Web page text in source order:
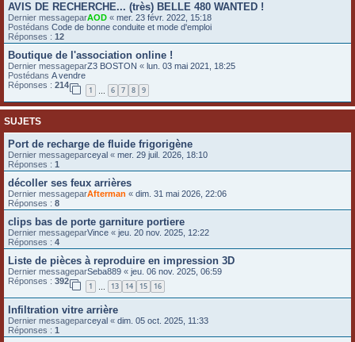
AVIS DE RECHERCHE... (très) BELLE 480 WANTED !
Dernier messageparAOD « mer. 23 févr. 2022, 15:18
Postédans Code de bonne conduite et mode d'emploi
Réponses : 12
Boutique de l'association online !
Dernier messageparZ3 BOSTON « lun. 03 mai 2021, 18:25
Postédans A vendre
Réponses : 214
1 … 6 7 8 9
SUJETS
Port de recharge de fluide frigorigène
Dernier messageparceyal « mer. 29 juil. 2026, 18:10
Réponses : 1
décoller ses feux arrières
Dernier messageparAfterman « dim. 31 mai 2026, 22:06
Réponses : 8
clips bas de porte garniture portiere
Dernier messageparVince « jeu. 20 nov. 2025, 12:22
Réponses : 4
Liste de pièces à reproduire en impression 3D
Dernier messageparSeba889 « jeu. 06 nov. 2025, 06:59
Réponses : 392
1 … 13 14 15 16
Infiltration vitre arrière
Dernier messageparceyal « dim. 05 oct. 2025, 11:33
Réponses : 1